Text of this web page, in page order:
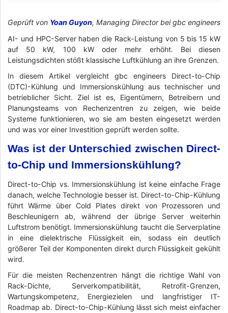
Geprüft von Yoan Guyon, Managing Director bei gbc engineers
AI- und HPC-Server haben die Rack-Leistung von 5 bis 15 kW
auf 50 kW, 100 kW oder mehr erhöht. Bei diesen
Leistungsdichten stößt klassische Luftkühlung an ihre Grenzen.
In diesem Artikel vergleicht gbc engineers Direct-to-Chip
(DTC)-Kühlung und Immersionskühlung aus technischer und
betrieblicher Sicht. Ziel ist es, Eigentümern, Betreibern und
Planungsteams von Rechenzentren zu zeigen, wie beide
Systeme funktionieren, wo sie am besten eingesetzt werden
und was vor einer Investition geprüft werden sollte.
Was ist der Unterschied zwischen Direct-
to-Chip und Immersionskühlung?
Direct-to-Chip vs. Immersionskühlung ist keine einfache Frage
danach, welche Technologie besser ist. Direct-to-Chip-Kühlung
führt Wärme über Cold Plates direkt von Prozessoren und
Beschleunigern ab, während der übrige Server weiterhin
Luftstrom benötigt. Immersionskühlung taucht die Serverplatine
in eine dielektrische Flüssigkeit ein, sodass ein deutlich
größerer Teil der Komponenten direkt durch Flüssigkeit gekühlt
wird.
Für die meisten Rechenzentren hängt die richtige Wahl von
Rack-Dichte, Serverkompatibilität, Retrofit-Grenzen,
Wartungskompetenz, Energiezielen und langfristiger IT-
Roadmap ab. Direct-to-Chip-Kühlung lässt sich meist einfacher